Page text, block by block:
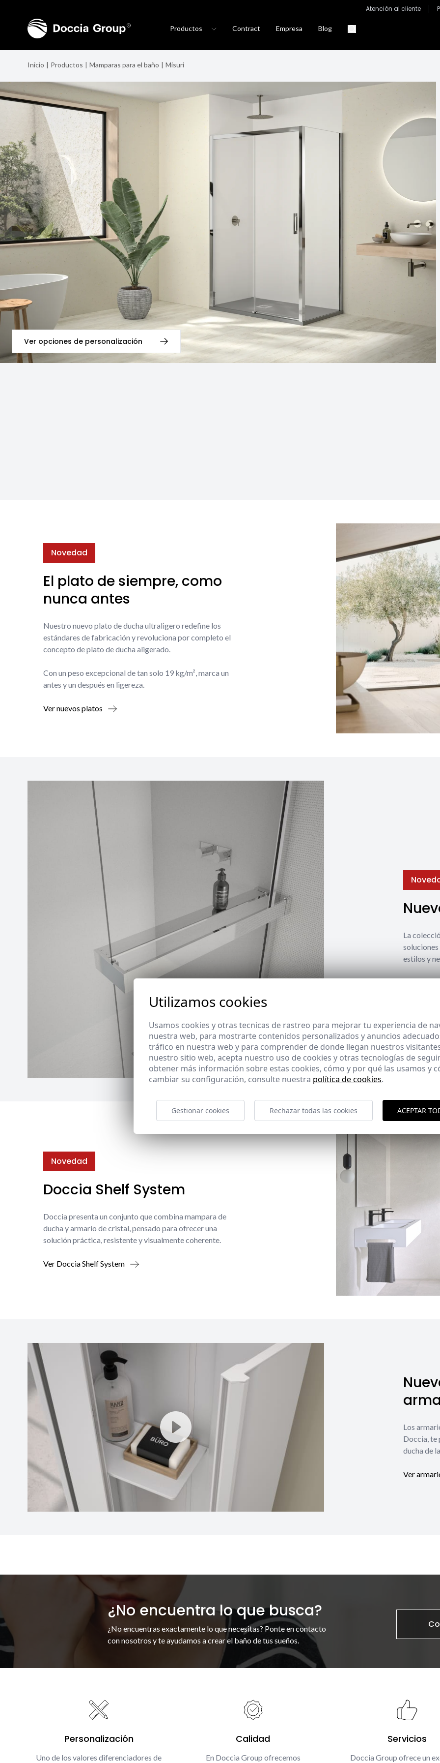
Atención al cliente
Productos Contract Empresa Blog
Inicio Productos Mamparas para el baño Misuri
Ver opciones de personalización
Novedad
El plato de siempre, como
nunca antes
Nuestro nuevo plato de ducha ultraligero redefine los
estándares de fabricación y revoluciona por completo el
concepto de plato de ducha aligerado.
Con un peso excepcional de tan solo 19 kg/m², marca un
antes y un después en ligereza.
Ver nuevos platos
La
estilos y
Novedad
Doccia Shelf System
Doccia presenta un conjunto que combina mampara de
ducha y armario de cristal, pensado para ofrecer una
solución práctica, resistente y visualmente coherente.
Ver Doccia Shelf System
Los
Doccia, te
ducha de
Ver
¿No encuentra lo que busca?
¿No encuentras exactamente lo que necesitas? Ponte en contacto
con nosotros y te ayudamos a crear el baño de tus sueños.
Personalización
Uno de los valores diferenciadores de
Calidad
En Doccia Group ofrecemos
Servicios
Doccia Group ofrece un
Utilizamos cookies
Usamos cookies y otras tecnicas de rastreo para mejorar tu experiencia de
nuestra web, para mostrarte contenidos personalizados y anuncios
tráfico en nuestra web y para comprender de donde llegan nuestros
nuestro sitio web, acepta nuestro uso de cookies y otras tecnologías de
obtener más información sobre estas cookies, cómo y por qué las usamos y
cambiar su configuración, consulte nuestra política de cookies.
Gestionar cookies Rechazar todas las cookies ACEPTAR